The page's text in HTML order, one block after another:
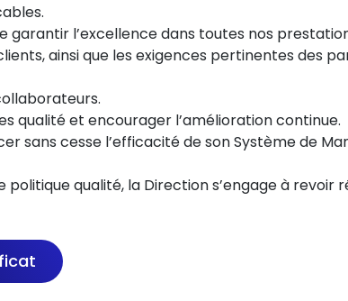
garantir l’excellence dans toutes nos
ainsi que les exigences pertinentes des
qualité et encourager l’amélioration continue.
sans cesse l’efficacité de son Système de
qualité, la Direction s’engage à revoir